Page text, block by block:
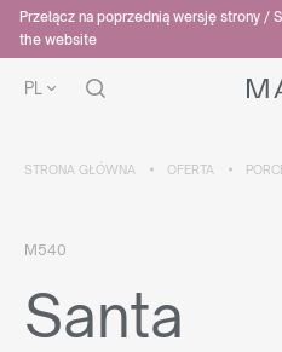
Przełącz na poprzednią wersję strony
the website
PL
STRONA GŁÓWNA OFERTA
M540
Santa